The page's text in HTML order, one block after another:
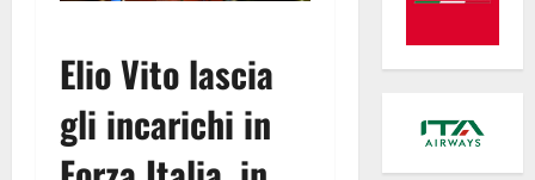
Elio Vito lascia
gli incarichi in